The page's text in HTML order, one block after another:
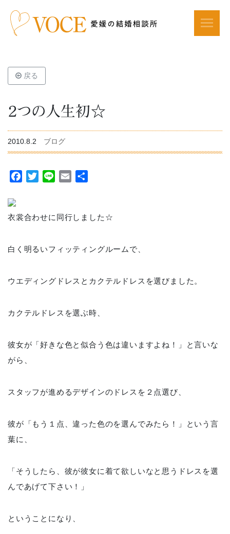
戻る
２つの人生初☆
2010.8.2 ブログ
Facebook
TwitterLine Email
衣裳合わせに同行しました☆
白く明るいフィッティングルームで、
ウエディングドレスとカクテルドレスを選びました。
カクテルドレスを選ぶ時、
彼女が「好きな色と似合う色は違いますよね！」と言いな
がら、
スタッフが進めるデザインのドレスを２点選び、
彼が「もう１点、違った色のを選んでみたら！」という言
葉に、
「そうしたら、彼が彼女に着て欲しいなと思うドレスを選
んであげて下さい！」
ということになり、